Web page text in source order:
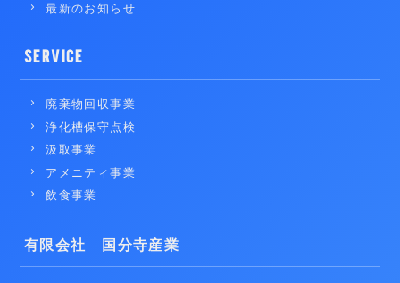
最新のお知らせ
SERVICE
廃棄物回収事業
浄化槽保守点検
汲取事業
アメニティ事業
飲食事業
有限会社 国分寺産業